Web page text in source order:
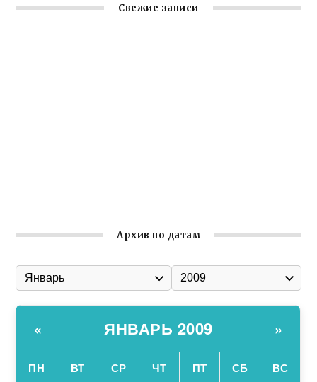
Свежие записи
Архив по датам
« ЯНВАРЬ 2009 »
ПН ВТ СР ЧТ ПТ СБ ВС